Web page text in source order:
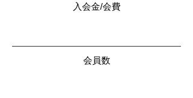
入会金/会費
会員数